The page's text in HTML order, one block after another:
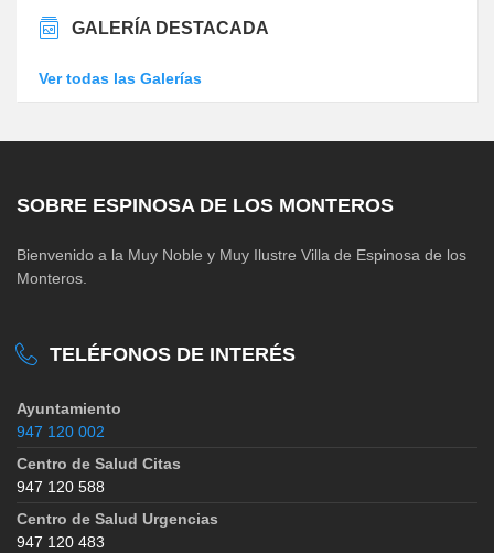
GALERÍA DESTACADA
Ver todas las Galerías
SOBRE ESPINOSA DE LOS MONTEROS
Bienvenido a la Muy Noble y Muy Ilustre Villa de Espinosa de los
Monteros.
TELÉFONOS DE INTERÉS
Ayuntamiento
947 120 002
Centro de Salud Citas
947 120 588
Centro de Salud Urgencias
947 120 483